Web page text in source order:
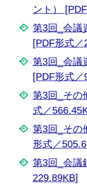
ント）
第3回_会議
[PDF形式／
第3回_会議
[PDF形式／
第3回_その
式／
第3回_その
形式／
第3回_会議
229.89KB]